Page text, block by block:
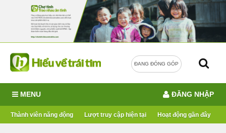
ĐANG ĐÓNG GÓP
MENU
Thành viên năng động Lượt truy cập hiện tại Hoạt động gần đây
ĐĂNG NHẬP